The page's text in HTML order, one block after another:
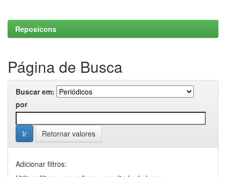
Reposicons
Página de Busca
Buscar em:
por
Retornar valores
Adicionar filtros: